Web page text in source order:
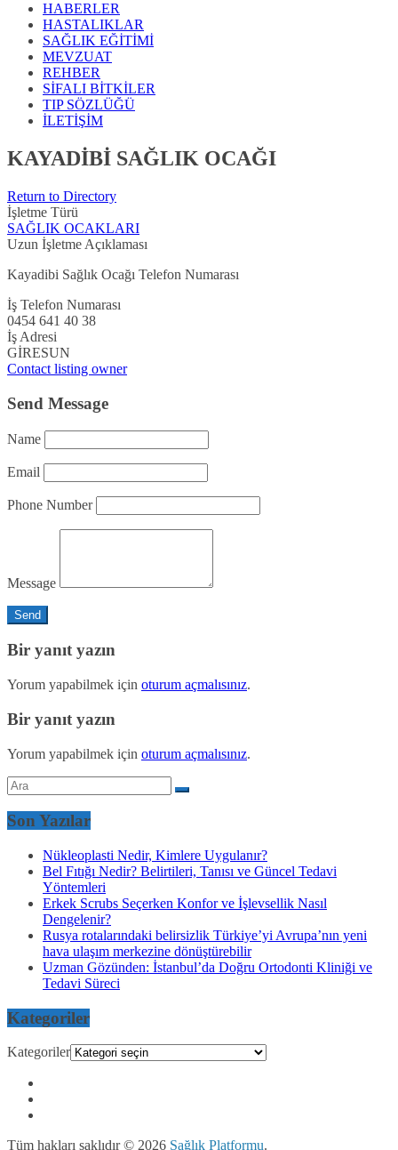
HABERLER
HASTALIKLAR
SAĞLIK EĞİTİMİ
MEVZUAT
REHBER
SİFALI BİTKİLER
TIP SÖZLÜĞÜ
İLETİŞİM
KAYADİBİ SAĞLIK OCAĞI
Return to Directory
İşletme Türü
SAĞLIK OCAKLARI
Uzun İşletme Açıklaması
Kayadibi Sağlık Ocağı Telefon Numarası
İş Telefon Numarası
0454 641 40 38
İş Adresi
GİRESUN
Contact listing owner
Send Message
Name
Email
Phone Number
Message
Bir yanıt yazın
Yorum yapabilmek için oturum açmalısınız.
Bir yanıt yazın
Yorum yapabilmek için oturum açmalısınız.
Son Yazılar
Nükleoplasti Nedir, Kimlere Uygulanır?
Bel Fıtığı Nedir? Belirtileri, Tanısı ve Güncel Tedavi
Yöntemleri
Erkek Scrubs Seçerken Konfor ve İşlevsellik Nasıl
Dengelenir?
Rusya rotalarındaki belirsizlik Türkiye’yi Avrupa’nın yeni
hava ulaşım merkezine dönüştürebilir
Uzman Gözünden: İstanbul’da Doğru Ortodonti Kliniği ve
Tedavi Süreci
Kategoriler
Kategoriler
Tüm hakları saklıdır © 2026 Sağlık Platformu.